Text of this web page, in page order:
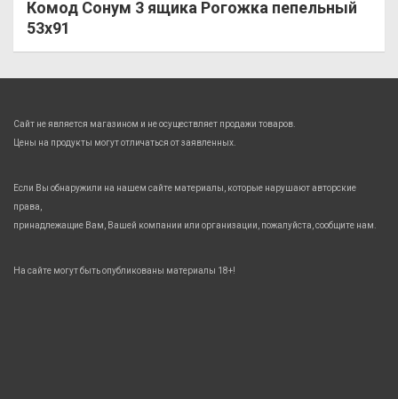
Комод Сонум 3 ящика Рогожка пепельный
53х91
Сайт не является магазином и не осуществляет продажи товаров.
Цены на продукты могут отличаться от заявленных.
Если Вы обнаружили на нашем сайте материалы, которые нарушают авторские
права,
принадлежащие Вам, Вашей компании или организации, пожалуйста, сообщите нам.
На сайте могут быть опубликованы материалы 18+!